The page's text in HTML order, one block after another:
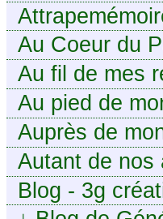
Au Coeur du
Généalogie
Au fil de mes
Au pied de
Auprès de
histoire de
Autant de
Blog - 3g